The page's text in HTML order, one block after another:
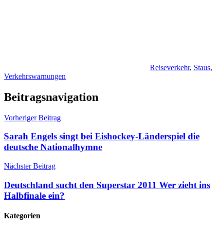
Reiseverkehr, Staus,
Verkehrswarnungen
Beitragsnavigation
Vorheriger Beitrag
Sarah Engels singt bei Eishockey-Länderspiel die
deutsche Nationalhymne
Nächster Beitrag
Deutschland sucht den Superstar 2011 Wer zieht ins
Halbfinale ein?
Kategorien